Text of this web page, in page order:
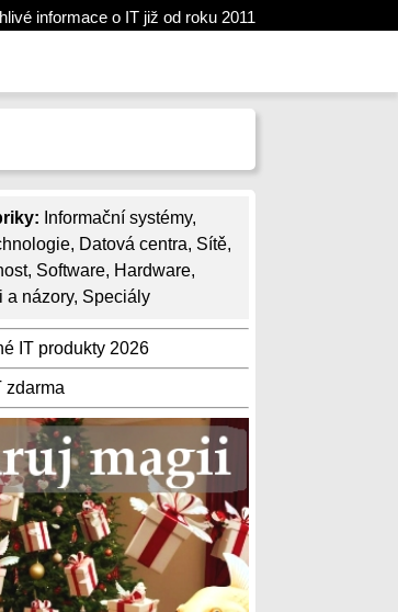
informace o IT již od roku 2011
Informační systémy,
, Datová centra, Sítě,
, Software, Hardware,
a názory, Speciály
IT produkty 2026
zdarma